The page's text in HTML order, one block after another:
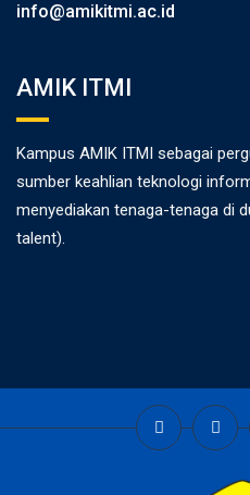
info@amikitmi.ac.id
AMIK ITMI
Kampus AMIK ITMI sebagai
sumber keahlian teknologi
menyediakan tenaga-tenaga di
talent).